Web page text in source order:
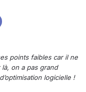
points faibles car il ne
on a pas grand
logicielle !